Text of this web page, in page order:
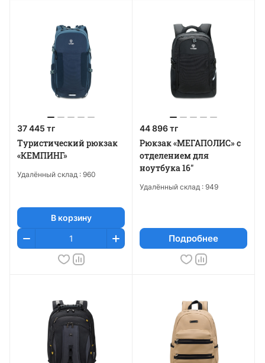
37 445 тг
Туристический рюкзак
«КЕМПИНГ»
Удалённый склад : 960
В корзину
44 896 тг
Рюкзак «МЕГАПОЛИС» с
отделением для
ноутбука 16"
Удалённый склад : 949
Подробнее